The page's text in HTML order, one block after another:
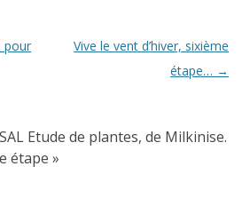
pour
Vive le vent d’hiver, sixième
étape… →
SAL Etude de plantes, de Milkinise.
étape »